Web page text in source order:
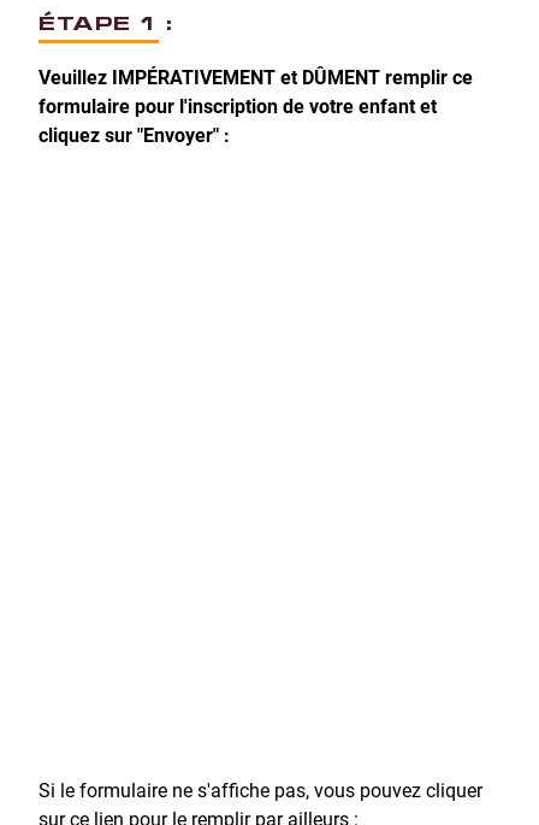
ÉTAPE 1 :
Veuillez IMPÉRATIVEMENT et DÛMENT remplir ce
formulaire pour l'inscription de votre enfant et
cliquez sur "Envoyer" :
Si le formulaire ne s'affiche pas, vous pouvez cliquer
sur ce lien pour le remplir par ailleurs :